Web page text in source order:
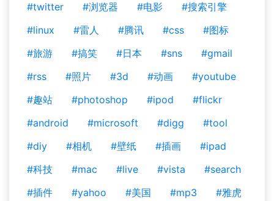
#twitter
#浏览器 #电影
#搜索引擎
#linux
#雷人 #腾讯 #css
#图标
#旅游
#搞笑 #日本 #sns
#gmail
#rss
#照片 #3d #动画
#youtube
#趣站
#photoshop #ipod
#flickr
#android
#microsoft #digg
#tool
#diy
#相机 #壁纸 #插画
#ipad
#科技
#mac #live #vista
#search
#插件
#yahoo #美国 #mp3
#雅虎